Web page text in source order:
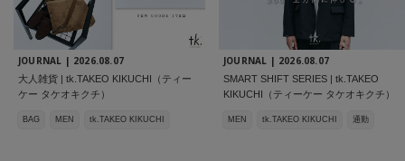
JOURNAL | 2026.08.07
大人雑貨 | tk.TAKEO KIKUCHI（ティー
ケー タケオキクチ）
BAG MEN tk.TAKEO KIKUCHI
JOURNAL | 2026.08.07
SMART SHIFT SERIES | tk.TAKEO
KIKUCHI（ティーケー タケオキクチ）
MEN tk.TAKEO KIKUCHI 通勤